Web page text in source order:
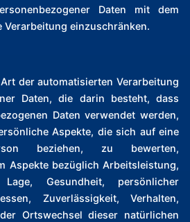
Daten mit dem
Verarbeitung einzuschränken.
der automatisierten Verarbeitung
Daten, die darin besteht, dass
Daten verwendet werden,
Aspekte, die sich auf eine
beziehen, zu bewerten,
Aspekte bezüglich Arbeitsleistung,
Lage, Gesundheit, persönlicher
Zuverlässigkeit, Verhalten,
Ortswechsel dieser natürlichen